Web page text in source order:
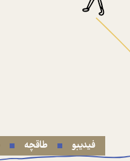
فیدیبو طاقچه